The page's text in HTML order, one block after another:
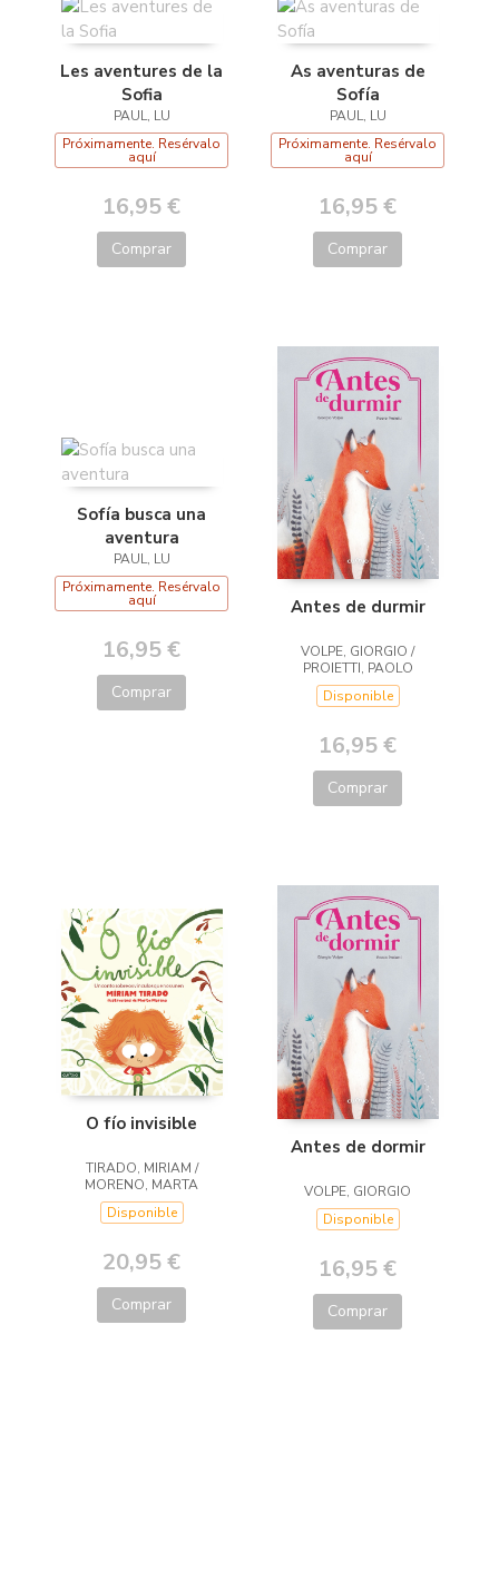
Les aventures de la
Sofia
PAUL, LU
Próximamente. Resérvalo
aquí
16,95 €
Comprar
As aventuras de
Sofía
PAUL, LU
Próximamente. Resérvalo
aquí
16,95 €
Comprar
Sofía busca una
aventura
PAUL, LU
Próximamente. Resérvalo
aquí
16,95 €
Comprar
Antes de durmir
VOLPE, GIORGIO /
PROIETTI, PAOLO
Disponible
16,95 €
Comprar
O fío invisible
TIRADO, MIRIAM /
MORENO, MARTA
Disponible
20,95 €
Comprar
Antes de dormir
VOLPE, GIORGIO
Disponible
16,95 €
Comprar